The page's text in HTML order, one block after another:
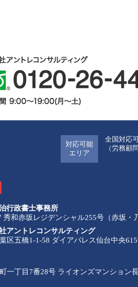
対応可能
エリア
全国対応
（労務顧
行政書士事務所
和赤坂レジデンシャル255号（赤坂・
アントレコンサルティング
五橋1-1-58 ダイアパレス仙台中央
丁目7番28号 ライオンズマンション